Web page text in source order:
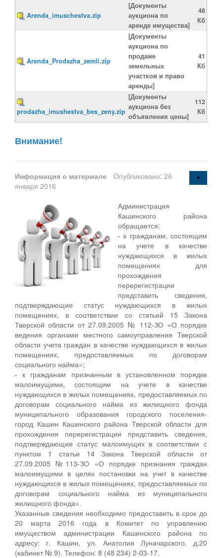
Arenda_imuschestva.zip
[Документы
аукциона по
аренде имущества]
48
Кб
Arenda_Prodazha_zemli.zip
[Документы
аукциона по
продаже
земельных
участков и право
аренды]
41
Кб
prodazha_imushestva_bes_zeny.zip
[Документы
аукциона без
объявления цены]
112
Кб
Внимание!
Информация о материале
Опубликовано: 26
января 2016
Администрация
Кашинского района
обращается:
- к гражданам, состоящим
на учете в качестве
нуждающихся в жилых
помещениях для
прохождения
перерегистрации
представить сведения,
подтверждающие статус нуждающихся в жилых
помещениях, в соответствии со статьей 15 Закона
Тверской области от 27.09.2005 № 112-ЗО «О порядке
ведения органами местного самоуправления Тверской
области учета граждан в качестве нуждающихся в жилых
помещениях, предоставляемых по договорам
социального найма»;
- к гражданам признанным в установленном порядке
малоимущими, состоящим на учете в качестве
нуждающихся в жилых помещениях, предоставляемых по
договорам социального найма из жилищного фонда
муниципального образования городского поселения-
город Кашин Кашинского района Тверской области для
прохождения перерегистрации представить сведения,
подтверждающие статус малоимущих в соответствии с
пунктом 1 статьи 14 Закона Тверской области от
27.09.2005 №113-ЗО «О порядке признания граждан
малоимущими в целях постановки на учет в качестве
нуждающихся в жилых помещениях, предоставляемых по
договорам социального найма из муниципального
жилищного фонда».
Указанные сведения необходимо предоставить в срок до
20 марта 2016 года в Комитет по управлению
имуществом администрации Кашинского района по
адресу: г. Кашин, ул. Анатолия Луначарского, д.20
(кабинет № 9). Телефон: 8 (48 234) 2-03-17.